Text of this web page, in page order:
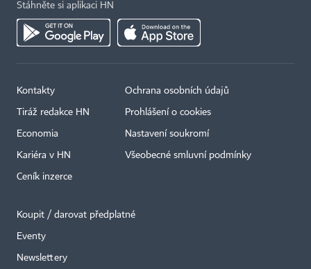
Stáhněte si aplikaci HN
Kontakty
Tiráž redakce HN
Economia
Kariéra v HN
Ceník inzerce
Ochrana osobních údajů
Prohlášení o cookies
Nastavení soukromí
Všeobecné smluvní podmínky
Koupit / darovat předplatné
Eventy
Newslettery